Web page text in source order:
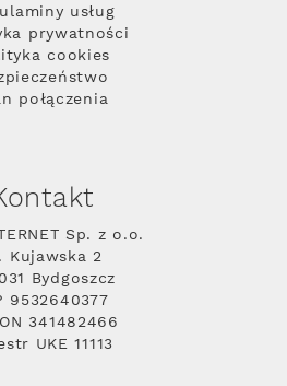
usług
prywatności
cookies
połączenia
Sp. z o.o.
Kujawska 2
Bydgoszcz
9532640377
341482466
UKE 11113